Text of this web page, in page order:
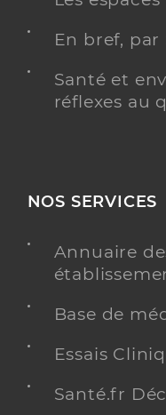
En bref, par
Santé et
réflexes au
NOS SERVICES
Annuaire
Base de
Essais
Santé.fr